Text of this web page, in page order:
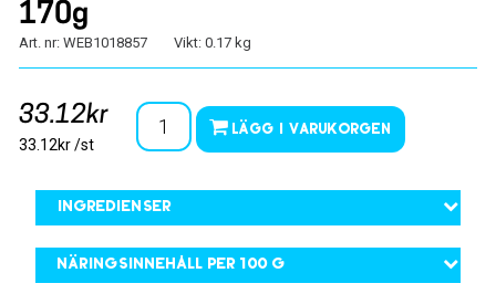
170g
Art. nr: WEB1018857 Vikt: 0.17 kg
33.12kr
33.12kr /st
Lägg i varukorgen
Ingredienser
Näringsinnehåll per 100 g